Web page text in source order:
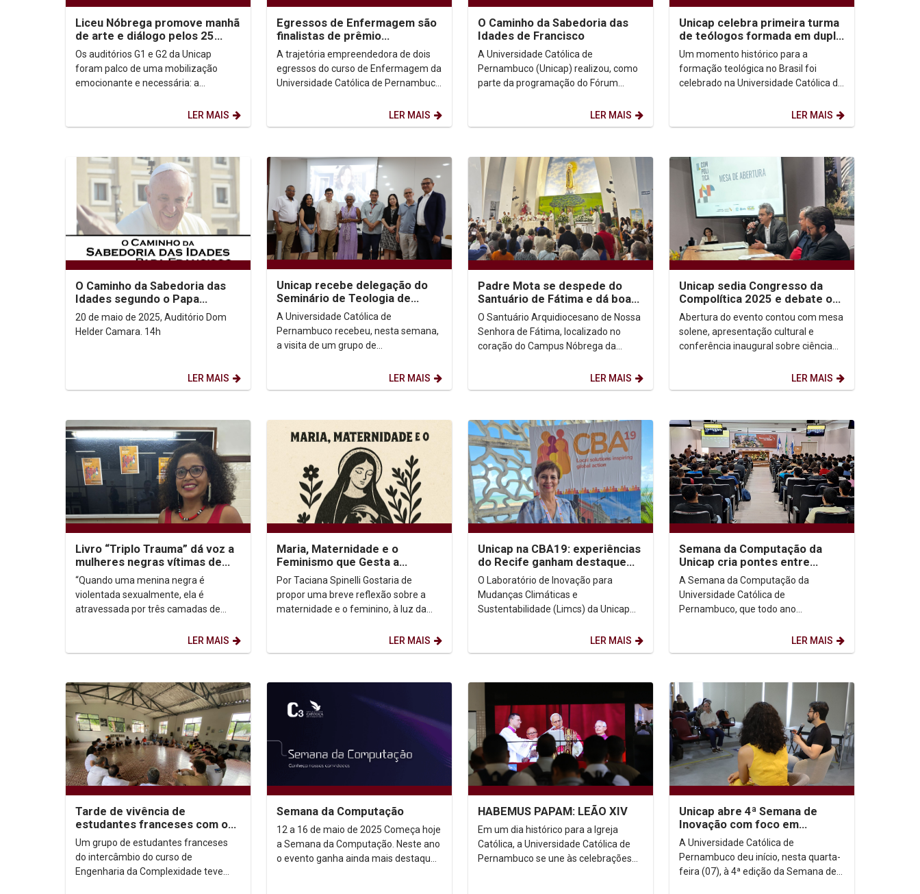
Liceu Nóbrega promove manhã
de arte e diálogo pelos 25
anos do combate à violência
sexual infantil
Os auditórios G1 e G2 da Unicap
foram palco de uma mobilização
emocionante e necessária: a
LER MAIS
Egressos de Enfermagem são
finalistas de prêmio
internacional de inovação em
saúde digital
A trajetória empreendedora de dois
egressos do curso de Enfermagem da
Universidade Católica de Pernambuco
LER MAIS
O Caminho da Sabedoria das
Idades de Francisco
A Universidade Católica de
Pernambuco (Unicap) realizou, como
parte da programação do Fórum
LER MAIS
Unicap celebra primeira turma
de teólogos formada em dupla
diplomação com a Pontifícia...
Um momento histórico para a
formação teológica no Brasil foi
celebrado na Universidade Católica de
LER MAIS
O Caminho da Sabedoria das
Idades segundo o Papa
Francisco
20 de maio de 2025, Auditório Dom
Helder Camara. 14h
LER MAIS
Unicap recebe delegação do
Seminário de Teologia de
Princeton para articulação de
congresso...
A Universidade Católica de
Pernambuco recebeu, nesta semana,
a visita de um grupo de
Teologia de Princeton, nos Estados
Unidos,...
LER MAIS
Padre Mota se despede do
Santuário de Fátima e dá boas-
vindas a Padre Delmar
O Santuário Arquidiocesano de Nossa
Senhora de Fátima, localizado no
coração do Campus Nóbrega da
LER MAIS
Unicap sedia Congresso da
Compolítica 2025 e debate os
desafios da ciência em tempos
de...
Abertura do evento contou com mesa
solene, apresentação cultural e
conferência inaugural sobre ciência
LER MAIS
Livro “Triplo Trauma” dá voz a
mulheres negras vítimas de
violência sexual na infância
“Quando uma menina negra é
violentada sexualmente, ela é
atravessada por três camadas de
sexual, o trauma social da...LER MAIS
Maria, Maternidade e o
Feminismo que Gesta a
Esperança
Por Taciana Spinelli Gostaria de
propor uma breve reflexão sobre a
maternidade e o feminino, à luz da
LER MAIS
Unicap na CBA19: experiências
do Recife ganham destaque
internacional
O Laboratório de Inovação para
Mudanças Climáticas e
Sustentabilidade (Limcs) da Unicap
Internacional sobre Adaptação...
LER MAIS
Semana da Computação da
Unicap cria pontes entre
alunos e empresas de
tecnologia
A Semana da Computação da
Universidade Católica de
Pernambuco, que todo ano
networking com profissionais que
estão...
LER MAIS
Tarde de vivência de
estudantes franceses com o
Grupo de Capoeira da Unicap
Um grupo de estudantes franceses
do intercâmbio do curso de
Engenharia da Complexidade teve
Semana da Computação
12 a 16 de maio de 2025 Começa hoje
a Semana da Computação. Neste ano
o evento ganha ainda mais destaque
HABEMUS PAPAM: LEÃO XIV
Em um dia histórico para a Igreja
Católica, a Universidade Católica de
Pernambuco se une às celebrações
Unicap abre 4ª Semana de
Inovação com foco em
transformação digital e
impacto social
A Universidade Católica de
Pernambuco deu início, nesta quarta-
feira (07), à 4ª edição da Semana de